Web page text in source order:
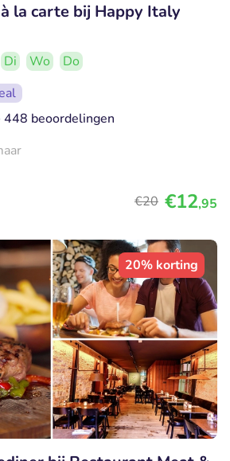
la carte bij Happy Italy
Di Wo
Do
448 beoordelingen
€20 €12,95
20% korting